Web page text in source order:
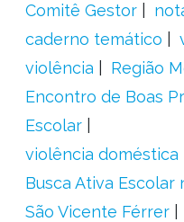
Comitê Gestor
caderno temático
violência
Região
Encontro de Boas
Escolar
violência doméstica
Busca Ativa Escolar
São Vicente Férrer